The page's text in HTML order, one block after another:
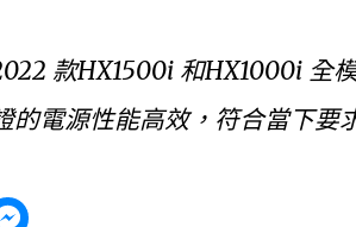
款HX1500i 和HX1000i 全
的電源性能高效，符合當下要